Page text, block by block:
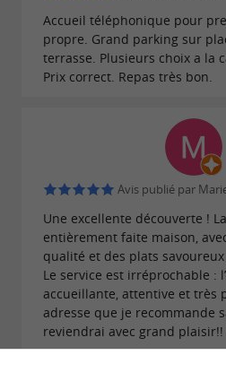
Accueil téléphonique pour
propre. Grand parking sur
terrasse. Plusieurs choix a la
Prix correct. Repas très bon.
Avis publié par
Une excellente découverte !
entièrement faite maison,
qualité et des plats
Le service est irréprochable :
accueillante, attentive et très
adresse que je recommande
reviendrai avec grand plaisir!!